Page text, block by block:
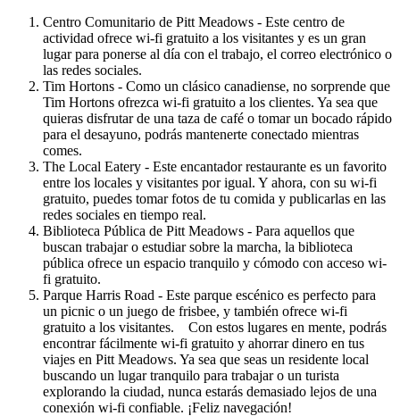
Centro Comunitario de Pitt Meadows - Este centro de
actividad ofrece wi-fi gratuito a los visitantes y es un gran
lugar para ponerse al día con el trabajo, el correo electrónico o
las redes sociales.
Tim Hortons - Como un clásico canadiense, no sorprende que
Tim Hortons ofrezca wi-fi gratuito a los clientes. Ya sea que
quieras disfrutar de una taza de café o tomar un bocado rápido
para el desayuno, podrás mantenerte conectado mientras
comes.
The Local Eatery - Este encantador restaurante es un favorito
entre los locales y visitantes por igual. Y ahora, con su wi-fi
gratuito, puedes tomar fotos de tu comida y publicarlas en las
redes sociales en tiempo real.
Biblioteca Pública de Pitt Meadows - Para aquellos que
buscan trabajar o estudiar sobre la marcha, la biblioteca
pública ofrece un espacio tranquilo y cómodo con acceso wi-
fi gratuito.
Parque Harris Road - Este parque escénico es perfecto para
un picnic o un juego de frisbee, y también ofrece wi-fi
gratuito a los visitantes. Con estos lugares en mente, podrás
encontrar fácilmente wi-fi gratuito y ahorrar dinero en tus
viajes en Pitt Meadows. Ya sea que seas un residente local
buscando un lugar tranquilo para trabajar o un turista
explorando la ciudad, nunca estarás demasiado lejos de una
conexión wi-fi confiable. ¡Feliz navegación!